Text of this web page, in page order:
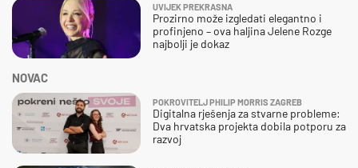
NOVAC
POKROVITELJ PHILIP MORRIS ZAGREB
Digitalna rješenja za stvarne probleme:
Dva hrvatska projekta dobila potporu za
razvoj
UVIJEK PREKRASNA
Prozirno može izgledati elegantno i
profinjeno – ova haljina Jelene Rozge
najbolji je dokaz